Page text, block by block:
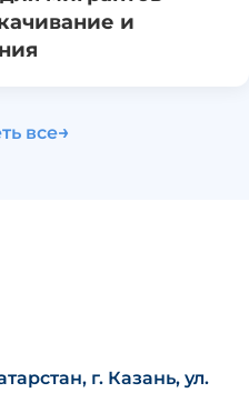
и
все→
г. Казань, ул.